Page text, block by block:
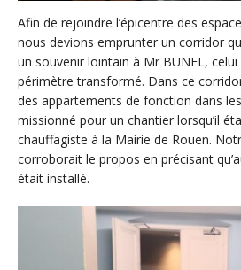
Afin de rejoindre l’épicentre des
nous devions emprunter un corridor
un souvenir lointain à Mr BUNEL,
périmètre transformé. Dans ce
des appartements de fonction dans
missionné pour un chantier lorsqu’il
chauffagiste à la Mairie de Rouen.
corroborait le propos en précisant
était installé.